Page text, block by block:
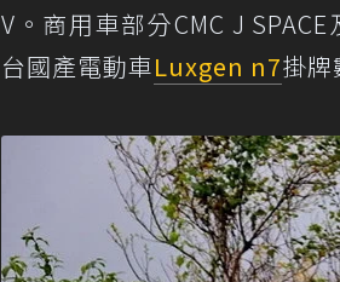
V。商用車部分CMC J
台國產電動車Luxgen n7掛牌